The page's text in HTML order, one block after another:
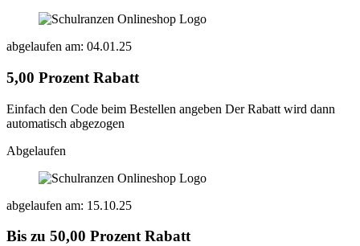
abgelaufen am: 04.01.25
5,00 Prozent Rabatt
Einfach den Code beim Bestellen angeben Der Rabatt wird dann
automatisch abgezogen
Abgelaufen
abgelaufen am: 15.10.25
Bis zu 50,00 Prozent Rabatt